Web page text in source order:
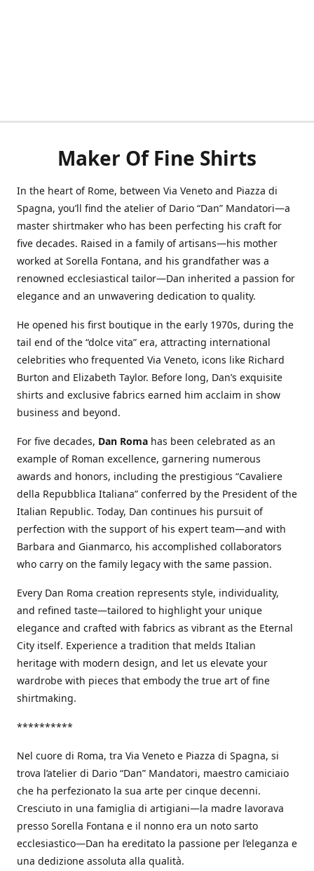
Maker Of Fine Shirts
In the heart of Rome, between Via Veneto and Piazza di
Spagna, you’ll find the atelier of Dario “Dan” Mandatori—a
master shirtmaker who has been perfecting his craft for
five decades. Raised in a family of artisans—his mother
worked at Sorella Fontana, and his grandfather was a
renowned ecclesiastical tailor—Dan inherited a passion for
elegance and an unwavering dedication to quality.
He opened his first boutique in the early 1970s, during the
tail end of the “dolce vita” era, attracting international
celebrities who frequented Via Veneto, icons like Richard
Burton and Elizabeth Taylor. Before long, Dan’s exquisite
shirts and exclusive fabrics earned him acclaim in show
business and beyond.
For five decades, Dan Roma has been celebrated as an
example of Roman excellence, garnering numerous
awards and honors, including the prestigious “Cavaliere
della Repubblica Italiana” conferred by the President of the
Italian Republic. Today, Dan continues his pursuit of
perfection with the support of his expert team—and with
Barbara and Gianmarco, his accomplished collaborators
who carry on the family legacy with the same passion.
Every Dan Roma creation represents style, individuality,
and refined taste—tailored to highlight your unique
elegance and crafted with fabrics as vibrant as the Eternal
City itself. Experience a tradition that melds Italian
heritage with modern design, and let us elevate your
wardrobe with pieces that embody the true art of fine
shirtmaking.
**********
Nel cuore di Roma, tra Via Veneto e Piazza di Spagna, si
trova l’atelier di Dario “Dan” Mandatori, maestro camiciaio
che ha perfezionato la sua arte per cinque decenni.
Cresciuto in una famiglia di artigiani—la madre lavorava
presso Sorella Fontana e il nonno era un noto sarto
ecclesiastico—Dan ha ereditato la passione per l’eleganza e
una dedizione assoluta alla qualità.